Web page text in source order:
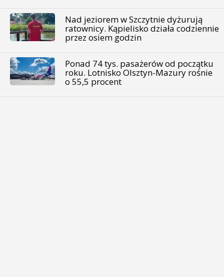
Nad jeziorem w Szczytnie dyżurują
ratownicy. Kąpielisko działa codziennie
przez osiem godzin
Ponad 74 tys. pasażerów od początku
roku. Lotnisko Olsztyn-Mazury rośnie
o 55,5 procent